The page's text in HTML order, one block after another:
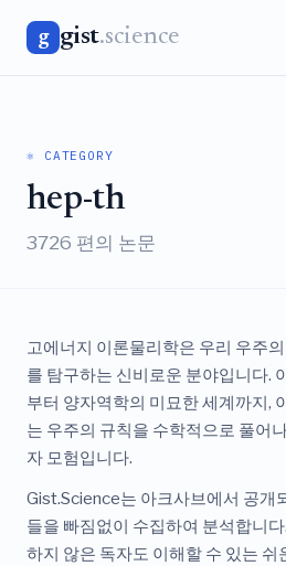
g gist.science
⚛️ CATEGORY
hep-th
3726 편의 논문
고에너지 이론물리학은 우리 우주
를 탐구하는 신비로운 분야입니다.
부터 양자역학의 미묘한 세계까지,
는 우주의 규칙을 수학적으로 풀어
자 모험입니다.
Gist.Science는 아크사브에서 공개
들을 빠짐없이 수집하여 분석합니
하지 않은 독자도 이해할 수 있는 쉬